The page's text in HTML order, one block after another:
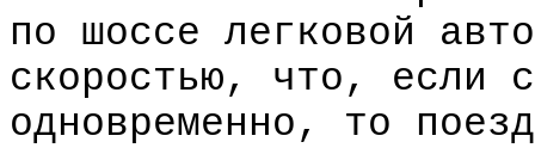
по шоссе легковой
скоростью, что, если
одновременно, то